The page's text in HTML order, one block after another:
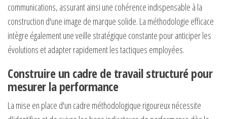
communications, assurant ainsi une cohérence indispensable à la
construction d'une image de marque solide. La méthodologie efficace
intègre également une veille stratégique constante pour anticiper les
évolutions et adapter rapidement les tactiques employées.
Construire un cadre de travail structuré pour
mesurer la performance
La mise en place d'un cadre méthodologique rigoureux nécessite